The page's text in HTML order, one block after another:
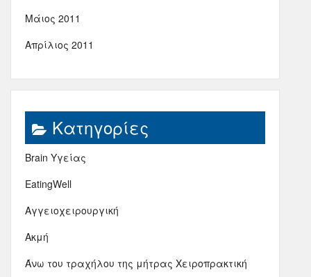
Μάιος 2011
Απρίλιος 2011
Kατηγορίες
Brain Υγείας
EatingWell
Αγγειοχειρουργική
Ακμή
Άνω του τραχήλου της μήτρας Χειροπρακτική